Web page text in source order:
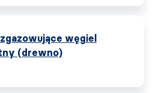
węgiel
(drewno)